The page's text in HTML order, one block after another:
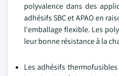
polyvalence dans des
adhésifs SBC et APAO en
l'emballage flexible. Les
leur bonne résistance à la
Les adhésifs